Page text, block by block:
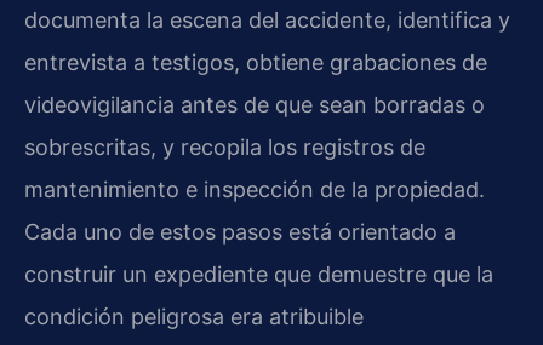
documenta la escena del accidente, identifica y
entrevista a testigos, obtiene grabaciones de
videovigilancia antes de que sean borradas o
sobrescritas, y recopila los registros de
mantenimiento e inspección de la propiedad.
Cada uno de estos pasos está orientado a
construir un expediente que demuestre que la
condición peligrosa era atribuible